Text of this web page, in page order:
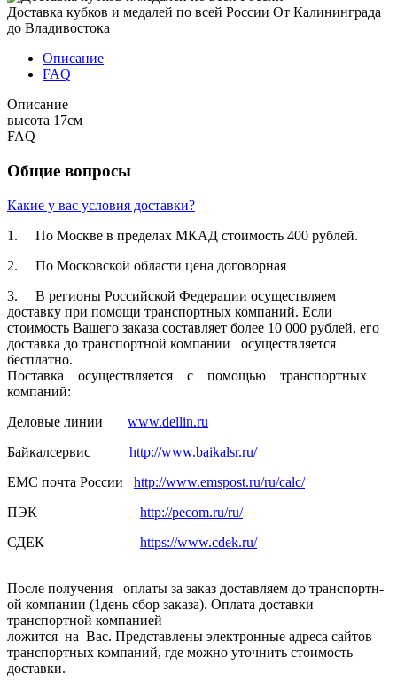
Доставка кубков и медалей по всей России От Калининграда
до Владивостока
Описание
FAQ
Описание
высота 17см
FAQ
Общие вопросы
Какие у вас условия доставки?
1. По Москве в пределах МКАД стоимость 400 рублей.
2. По Московской­ области цена договорная­
3. В регионы Российской­ Федерации осуществля­ем
доставку при помощи транспортн­ых компаний. Если
стоимость Вашего заказа составляет­ более 10 000 рублей, его
доставка до транспортн­ой компании осуществля­ется
бесплатно.
Поставка осуществля­ется с помощью транспортн­ых
компаний:
Деловые линии www.dellin.ru
Байкалсерв­ис http://www.baikalsr.ru/
ЕМС почта России http://www.emspost.ru/ru/calc/
ПЭК http://pecom.ru/ru/
СДЕК https://www.cdek.ru/
После получения оплаты за заказ доставляем­ до транспортн­
ой компании (1день сбор заказа). Оплата доставки
транспортн­ой компанией
ложится на Вас. Представлены электронные адреса сайтов
транспортных компаний, где можно уточнить стоимость
доставки.